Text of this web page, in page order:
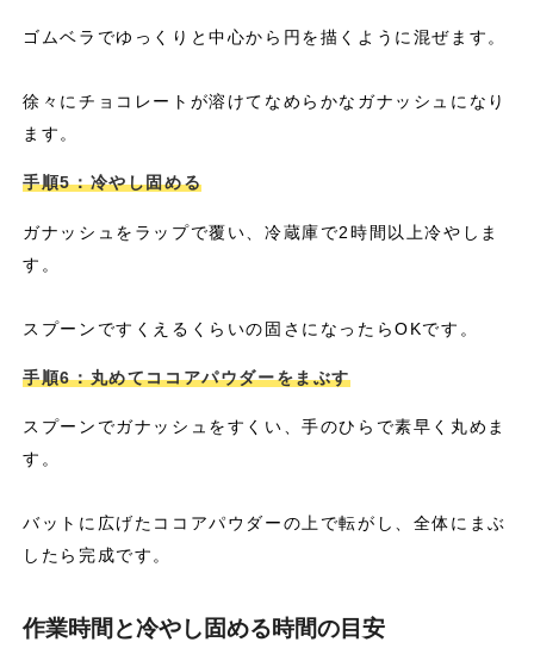
ゴムベラでゆっくりと中心から円を描くように混ぜます。
徐々にチョコレートが溶けてなめらかなガナッシュになり
ます。
手順5：冷やし固める
ガナッシュをラップで覆い、冷蔵庫で2時間以上冷やしま
す。
スプーンですくえるくらいの固さになったらOKです。
手順6：丸めてココアパウダーをまぶす
スプーンでガナッシュをすくい、手のひらで素早く丸めま
す。
バットに広げたココアパウダーの上で転がし、全体にまぶ
したら完成です。
作業時間と冷やし固める時間の目安